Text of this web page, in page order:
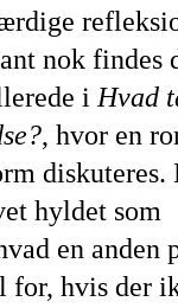
nok findes
i Hvad
, hvor en
diskuteres.
hyldet som
en anden
for, hvis der